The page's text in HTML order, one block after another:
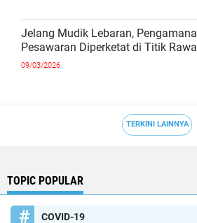
Jelang Mudik Lebaran,
Pesawaran Diperketat di Titik
09/03/2026
TERKINI LAINNYA
TOPIC POPULAR
COVID-19